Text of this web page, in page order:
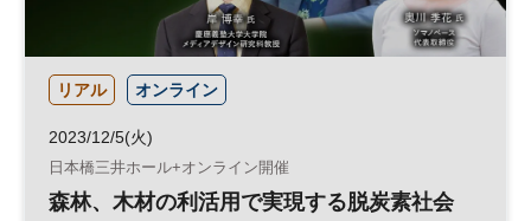
リアル オンライン
2023/12/5(火)
日本橋三井ホール+オンライン開催
森林、木材の利活用で実現する脱炭素社会